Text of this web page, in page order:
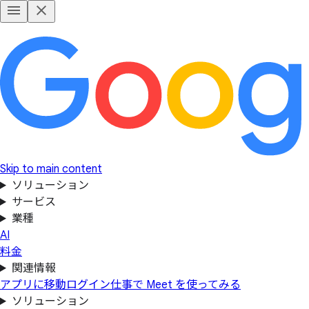
Skip to main content
ソリューション
サービス
業種
AI
料金
関連情報
アプリに移動ログイン仕事で Meet を使ってみる
ソリューション